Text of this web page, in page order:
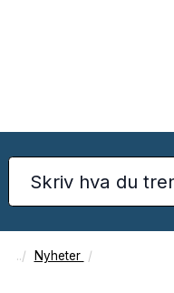
Nyheter